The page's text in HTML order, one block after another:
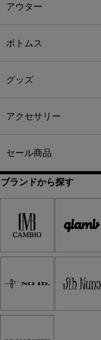
アウター
ボトムス
グッズ
アクセサリー
セール商品
ブランドから探す